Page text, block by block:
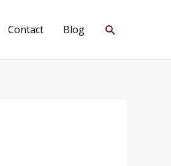
Contact Blog Search